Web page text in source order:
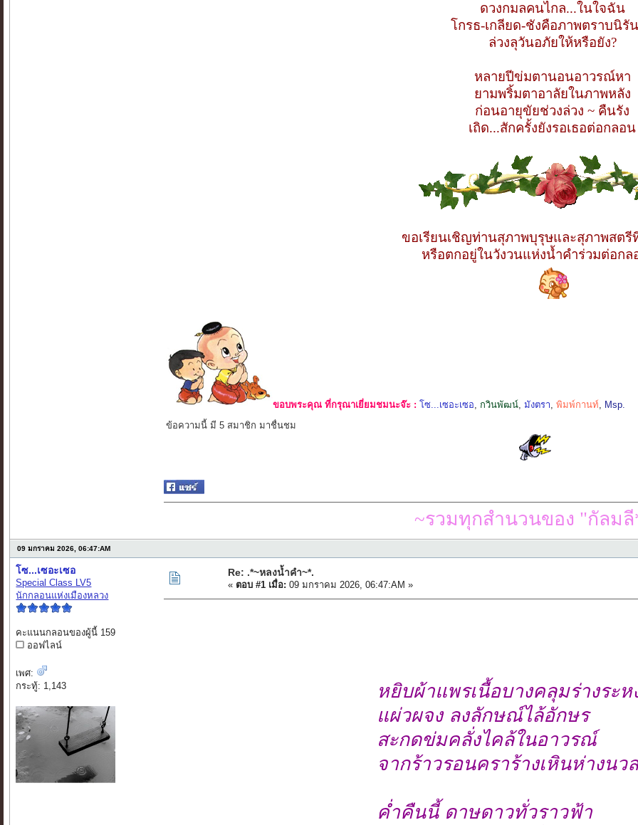
ดวงกมลคนไกล...ในใจฉัน
โกรธ-เกลียด-ชังคือภาพตราบนิรั
ล่วงลุวันอภัยให้หรือยัง?
หลายปีข่มตานอนอาวรณ์หา
ยามพริ้มตาอาลัยในภาพหลัง
ก่อนอายุขัยช่วงล่วง ~ คืนรัง
เถิด...สักครั้งยังรอเธอต่อกลอน
ขอเรียนเชิญท่านสุภาพบุรุษและสุภาพสตรี
หรือตกอยู่ในวังวนแห่งน้ำคำร่วมต่อก
ขอบพระคุณ ที่กรุณาเยี่ยมชมนะจ๊ะ : โซ...เซอะเซอ, กวินพัฒน์,มังตรา,พิมพ์กานท์, Msp.
ข้อความนี้ มี 5 สมาชิก มาชื่นชม
~รวมทุกสำนวนของ "กัลม
09 มกราคม 2026, 06:47:AM
โซ...เซอะเซอ
Special Class LV5
นักกลอนแห่งเมืองหลวง
คะแนนกลอนของผู้นี้ 159
ออฟไลน์
เพศ:
กระทู้: 1,143
Re: .*~หลงน้ำคำ~*.
« ตอบ #1 เมื่อ: 09 มกราคม 2026, 06:47:AM »
หยิบผ้าแพรเนื้อบางคลุมร่างระห
แผ่วผจง ลงลักษณ์ไล้อักษร
สะกดข่มคลั่งไคล้ในอาวรณ์
จากร้าวรอนคราร้างเหินห่างนว
ค่ำคืนนี้ ดาษดาวทั่วราวฟ้า